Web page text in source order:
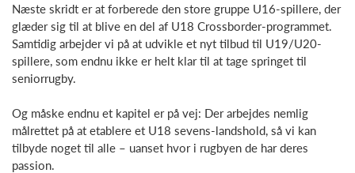
Næste skridt er at forberede den store gruppe U16-spillere, der
glæder sig til at blive en del af U18 Crossborder-programmet.
Samtidig arbejder vi på at udvikle et nyt tilbud til U19/U20-
spillere, som endnu ikke er helt klar til at tage springet til
seniorrugby.
Og måske endnu et kapitel er på vej: Der arbejdes nemlig
målrettet på at etablere et U18 sevens-landshold, så vi kan
tilbyde noget til alle – uanset hvor i rugbyen de har deres
passion.